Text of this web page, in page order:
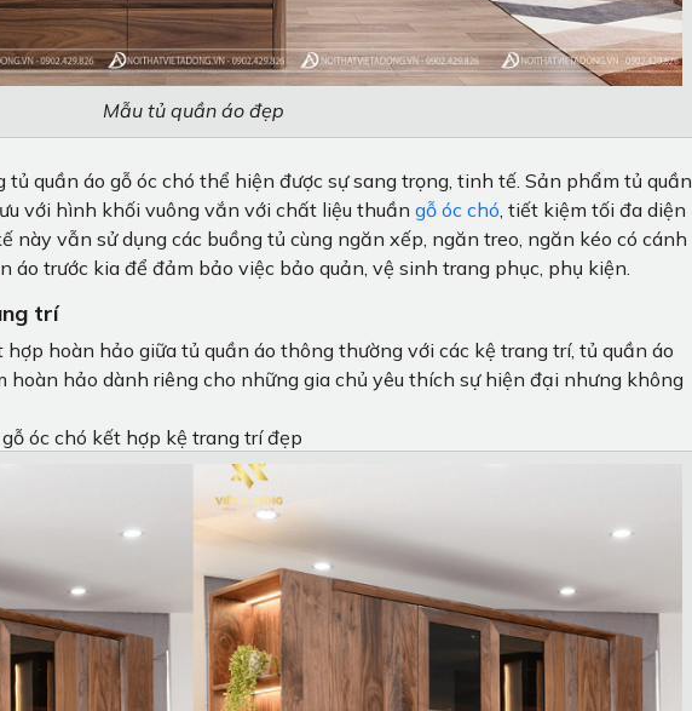
Mẫu tủ quần áo đẹp
quần áo gỗ óc chó thể hiện được sự sang trọng, tinh tế. Sản phẩm tủ quần
với hình khối vuông vắn với chất liệu thuần gỗ óc chó , tiết kiệm tối đa diện
này vẫn sử dụng các buồng tủ cùng ngăn xếp, ngăn treo, ngăn kéo có cánh
áo trước kia để đảm bảo việc bảo quản, vệ sinh trang phục, phụ kiện.
trí
hoàn hảo giữa tủ quần áo thông thường với các kệ trang trí, tủ quần áo
hoàn hảo dành riêng cho những gia chủ yêu thích sự hiện đại nhưng không
óc chó kết hợp kệ trang trí đẹp